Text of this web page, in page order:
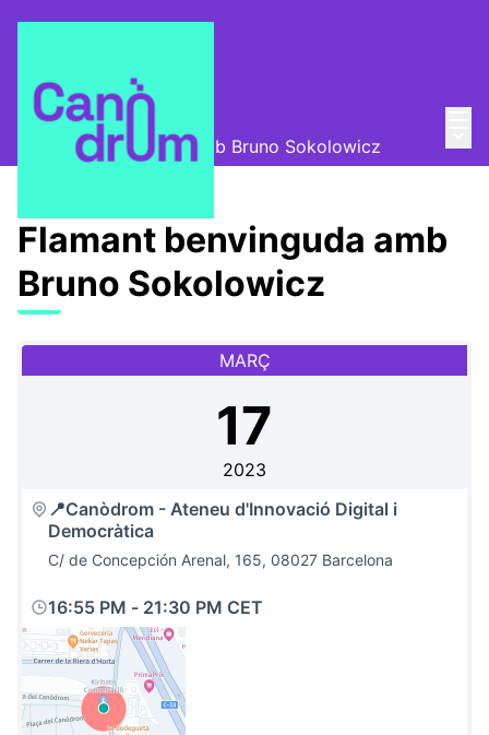
Programa /
Flamant benvinguda amb Bruno Sokolowicz
Flamant benvinguda amb
Bruno Sokolowicz
MARÇ
17
2023
📍Canòdrom - Ateneu d'Innovació Digital i
Democràtica
C/ de Concepción Arenal, 165, 08027 Barcelona
16:55 PM - 21:30 PM CET